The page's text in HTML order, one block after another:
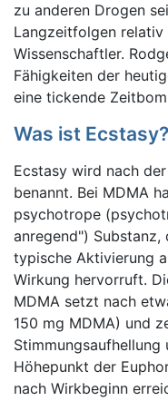
zu anderen Drogen
Langzeitfolgen
Wissenschaftler.
Fähigkeiten der
eine tickende
Was ist Ecstasy?
Ecstasy wird nach
benannt. Bei MDMA
psychotrope
anregend")
typische Aktivierung
Wirkung hervorruft.
MDMA setzt nach
150 mg MDMA) und
Stimmungsaufhellung
Höhepunkt der
nach Wirkbeginn